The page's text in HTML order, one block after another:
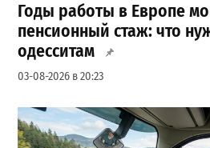
Годы работы в Европе
пенсионный стаж: что
одесситам
03-08-2026 в 20:23